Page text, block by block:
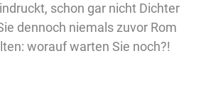
schon gar nicht Dichter
dennoch niemals zuvor Rom
worauf warten Sie noch?!